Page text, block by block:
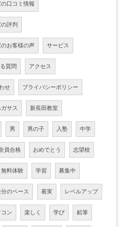
口コミ情報
評判
お客様の声 サービス
質問 アクセス
せ プライバシーポリシー
サス 新長田教室
男 男の子 入塾 中学
員合格 おめでとう 志望校
無料体験 学習 募集中
分のペース 着実 レベルアップ
ン 楽しく 学び 鉛筆